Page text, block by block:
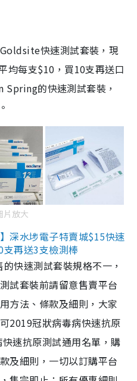
快速測試套裝，現
均每支$10，買10支再送口
Spring的快速測試套裝，
片放大
深水埗電子特賣城$15快速
再送3支檢測棒
快速測試套裝規格不一，
試套裝前請留意售賣平台
方法、條款及細則，大家
2019冠狀病毒病快速抗原
速抗原測試通用名單，購
及細則，一切以訂購平台